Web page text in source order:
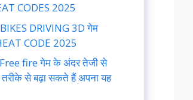
CODES 2025
DRIVING 3D गेम
CODE 2025
fire गेम के अंदर तेजी से
से बढ़ा सकते हैं अपना यह